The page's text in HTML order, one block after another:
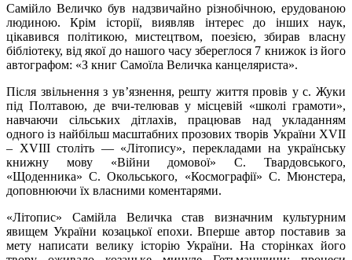
Самійло Величко був надзвичайно різнобічною, ерудованою
людиною. Крім історії, виявляв інтерес до інших наук,
цікавився політикою, мистецтвом, поезією, збирав власну
бібліотеку, від якої до нашого часу збереглося 7 книжок із його
автографом: «З книг Самоїла Величка канцеляриста».
Після звільнення з ув’язнення, решту життя провів у с. Жуки
під Полтавою, де вчи-телював у місцевій «школі грамоти»,
навчаючи сільських дітлахів, працював над укладанням
одного із найбільш масштабних прозових творів України XVII
– XVIII століть — «Літопису», перекладами на українську
книжну мову «Війни домової» С. Твардовського,
«Щоденника» С. Окольського, «Космографії» С. Мюнстера,
доповнюючи їх власними коментарями.
«Літопис» Самійла Величка став визначним культурним
явищем України козацької епохи. Вперше автор поставив за
мету написати велику історію України. На сторінках його